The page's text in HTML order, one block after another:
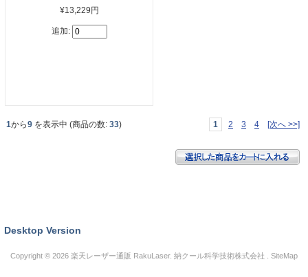
¥13,229円
追加:
1から9 を表示中 (商品の数: 33) 1 2 3 4 [次へ >>]
Desktop Version
Copyright © 2026 楽天レーザー通販 RakuLaser. 納クール科学技術株式会社 . SiteMap